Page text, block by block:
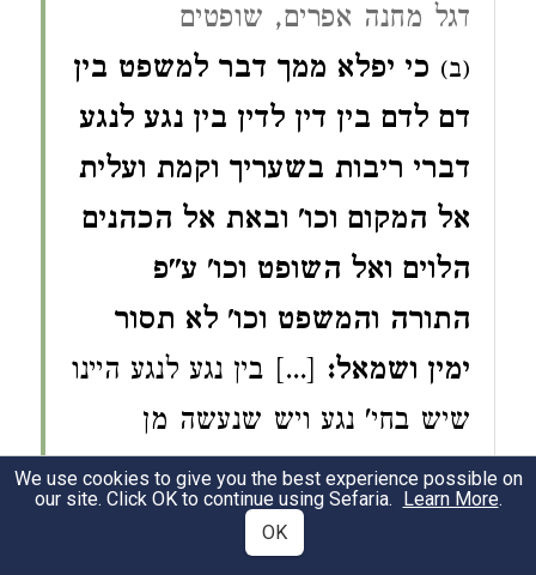
דגל מחנה אפרים, שופטים
(ב) כי יפלא ממך דבר למשפט בין
דם לדם בין דין לדין בין נגע לנגע
דברי ריבות בשעריך וקמת ועלית
אל המקום וכו' ובאת אל הכהנים
הלוים ואל השופט וכו' ע"פ
התורה והמשפט וכו' לא תסור
ימין ושמאל: [...] בין נגע לנגע היינו
שיש בחי' נגע ויש שנעשה מן
אותיות נגע צירוף ענג ואף שהוא ג"כ
אותיות נגע הכל היא לפי צירוף
We use cookies to give you the best experience possible on
our site. Click OK to continue using Sefaria. Learn More.
OK